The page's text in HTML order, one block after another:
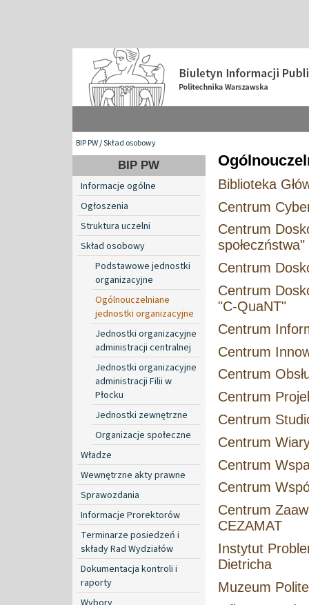
BIP PW/Skład osobowy
BIP PW
Informacje ogólne
Ogłoszenia
Struktura uczelni
Skład osobowy
Podstawowe jednostki
organizacyjne
Ogólnouczelniane
jednostki organizacyjne
Jednostki organizacyjne
administracji centralnej
Jednostki organizacyjne
administracji Filii w
Płocku
Jednostki zewnętrzne
Organizacje społeczne
Władze
Wewnętrzne akty prawne
Sprawozdania
Informacje Prorektorów
Terminarze posiedzeń i
składy Rad Wydziałów
Dokumentacja kontroli i
raporty
Biblioteka
Centrum
Centrum
Centrum
Centrum
"C-QuaNT"
Centrum
Centrum
Centrum
Centrum
Centrum
Centrum
Centrum
Centrum
Centrum
CEZAMAT
Instytut
Dietricha
Muzeum